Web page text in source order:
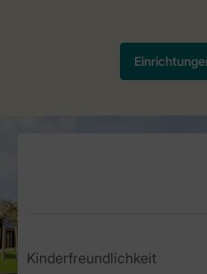
Kinderfreundlichkeit